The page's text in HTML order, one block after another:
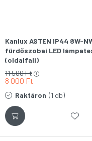
Kanlux ASTEN IP44 8W-
fürdőszobai LED
(oldalfali)
8 000 Ft
11 500Ft
Raktáron (1 db)